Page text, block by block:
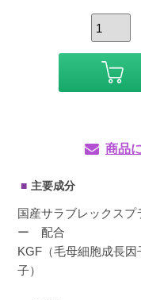
商品
主要成分
国産サラブレックスプ
ー 配合
KGF（毛母細胞成長
子）